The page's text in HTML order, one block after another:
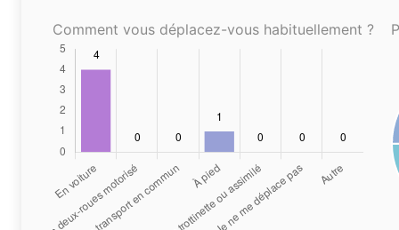
Comment vous déplacez-vous habituellement ?